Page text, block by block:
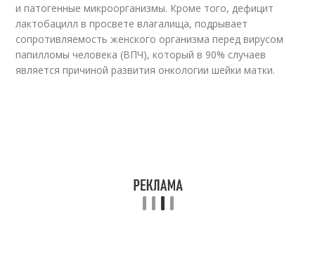
и патогенные микроорганизмы. Кроме того, дефицит
лактобацилл в просвете влагалища, подрывает
сопротивляемость женского организма перед вирусом
папилломы человека (ВПЧ), который в 90% случаев
является причиной развития онкологии шейки матки.